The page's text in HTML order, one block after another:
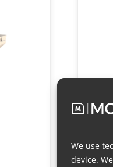
We use
device.